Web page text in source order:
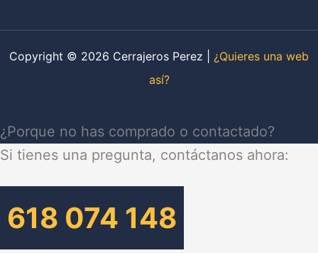
Copyright © 2026 Cerrajeros Perez | ¿Quieres una web
así?
¿Porque no has comprado o contactado?
Si tienes una pregunta, contáctanos ahora:
618 074 148